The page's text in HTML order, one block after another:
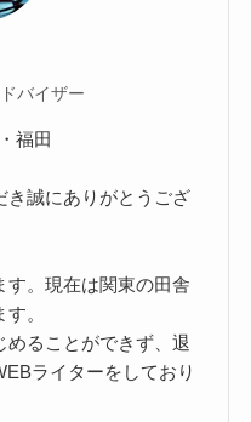
バイザー
福田
き誠にありがとうござ
す。現在は関東の田舎
。
めることができず、退
ライターをしており